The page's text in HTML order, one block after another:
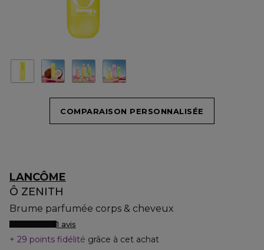
COMPARAISON PERSONNALISÉE
LANCÔME
Ô ZENITH
Brume parfumée corps & cheveux
1 avis
29 points fidélité grâce à cet achat